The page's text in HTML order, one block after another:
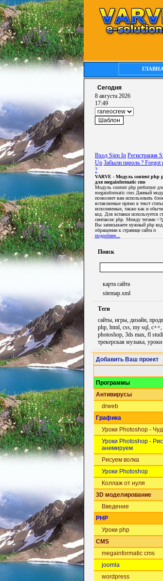
Сегодня
8 августа 2026
17:49
Вход Sign In Регистрация
Up Забыли пароль ? Forgot
?
VARVE - Модуль content php
для megainformatic cms
Модуль content php performer
megainformatic cms Данный
позволяет вам использовать
вставляемые прямо в текст
исполняемые, также как и
код. Для вставки используется
синтаксис php. Между тегами
Вы записываете нужный php
обращении к странице сайта п
подробнее...
Поиск
карта сайта
sitemap.xml
Теги
сайты, игры, дизайн,
php, html, css, my sql,
photoshop, 3ds max, fl
трекерская музыка, уроки
Добавить Ваш проект
Программы
Антивирусы
drweb
Графика
Уроки Photoshop -
Уроки Photoshop -
анимируем
Рисуем волка
Уроки Photoshop
Коллаж от нуля
3D моделирование
Введение
PHP
Уроки php
CMS
megainformatic cms
joomla
wordpress